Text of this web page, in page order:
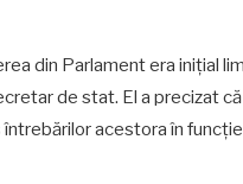
din Parlament era inițial
de stat. El a precizat
acestora în